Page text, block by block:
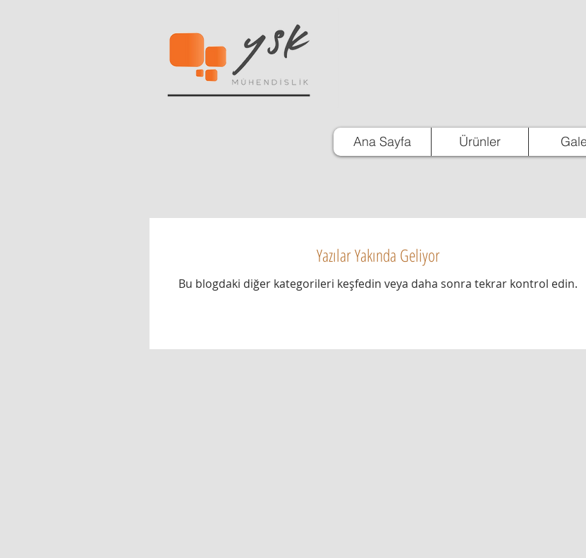
Ana Sayfa Ürünler
Yazılar Yakında Geliyor
Bu blogdaki diğer kategorileri keşfedin veya daha sonra tekrar kontrol edin.